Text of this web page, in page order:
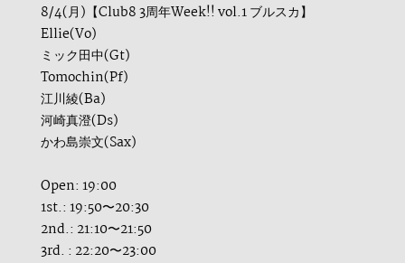
8/4(月)【Club8 3周年Week!! vol.1 ブルスカ】
Ellie(Vo)
ミック田中(Gt)
Tomochin(Pf)
江川綾(Ba)
河崎真澄(Ds)
かわ島崇文(Sax)
Open: 19:00
1st.: 19:50〜20:30
2nd.: 21:10〜21:50
3rd. : 22:20〜23:00